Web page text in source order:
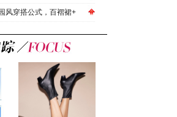
风穿搭公式，百褶裙+